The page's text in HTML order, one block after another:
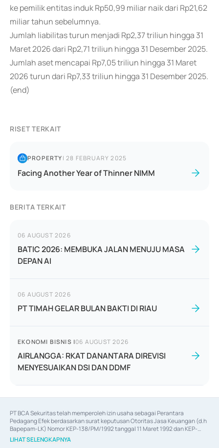
ke pemilik entitas induk Rp50,99 miliar naik dari Rp21,62
miliar tahun sebelumnya.
Jumlah liabilitas turun menjadi Rp2,37 triliun hingga 31
Maret 2026 dari Rp2,71 triliun hingga 31 Desember 2025.
Jumlah aset mencapai Rp7,05 triliun hingga 31 Maret
2026 turun dari Rp7,33 triliun hingga 31 Desember 2025.
(end)
RISET TERKAIT
PROPERTY|28 FEBRUARY 2025
Facing Another Year of Thinner NIMM
BERITA TERKAIT
06 AUGUST 2026
BATIC 2026: MEMBUKA JALAN MENUJU MASA
DEPAN AI
06 AUGUST 2026
PT TIMAH GELAR BULAN BAKTI DI RIAU
EKONOMI BISNIS |06 AUGUST 2026
AIRLANGGA: RKAT DANANTARA DIREVISI
MENYESUAIKAN DSI DAN DDMF
PT BCA Sekuritas telah memperoleh izin usaha sebagai Perantara
Pedagang Efek berdasarkan surat keputusan Otoritas Jasa Keuangan (d.h
Bapepam-LK) Nomor KEP-138/PM/1992 tanggal 11 Maret 1992 dan KEP-
06/D.04/2014 tanggal 28 Februari 2014, izin usaha sebagai Penjamin Emisi
Efek berdasarkan surat keputusan Otoritas Jasa Keuangan Nomor KEP-
LIHAT SELENGKAPNYA